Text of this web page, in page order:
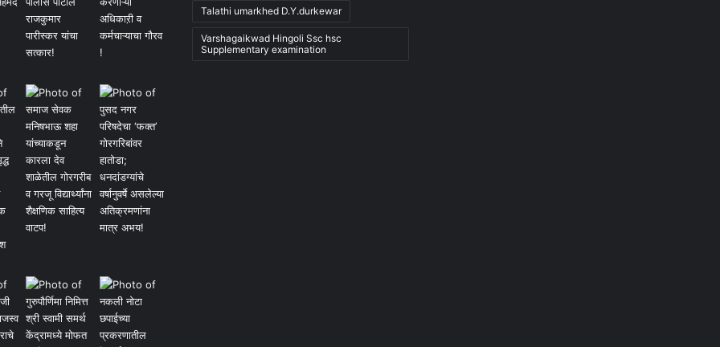
Talathi umarkhed D.Y.durkewar
Varshagaikwad Hingoli Ssc hsc
Supplementary examination